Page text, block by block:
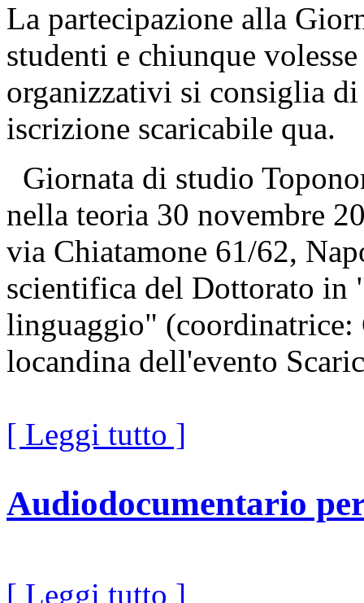
La partecipazione alla
studenti e chiunque
organizzativi si consiglia
iscrizione scaricabile qua.
Giornata di studio
nella teoria 30 novembre
via Chiatamone 61/62,
scientifica del Dottorato in
linguaggio"
locandina dell'evento
[ Leggi tutto ]
Audiodocumentario
[ Leggi tutto ]